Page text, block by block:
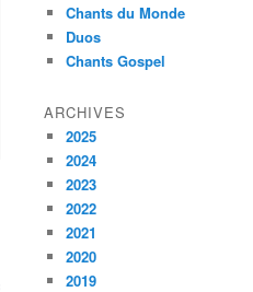
Chants du Monde
Duos
Chants Gospel
ARCHIVES
2025
2024
2023
2022
2021
2020
2019